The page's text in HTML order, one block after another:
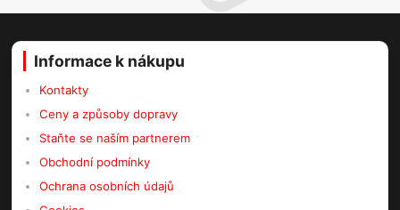
Informace k nákupu
Kontakty
Ceny a způsoby dopravy
Staňte se naším partnerem
Obchodní podmínky
Ochrana osobních údajů